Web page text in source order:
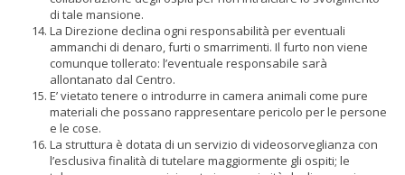
di tale mansione.
La Direzione declina ogni responsabilità per eventuali
ammanchi di denaro, furti o smarrimenti. Il furto non viene
comunque tollerato: l’eventuale responsabile sarà
allontanato dal Centro.
E’ vietato tenere o introdurre in camera animali come pure
materiali che possano rappresentare pericolo per le persone
e le cose.
La struttura è dotata di un servizio di videosorveglianza con
l’esclusiva finalità di tutelare maggiormente gli ospiti; le